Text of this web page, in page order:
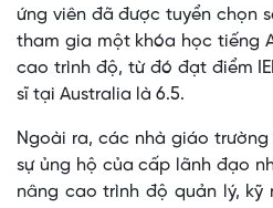
ứng viên đã được tuyển chọn
tham gia một khóa học tiếng
cao trình độ, từ đó đạt điểm
sĩ tại Australia là 6.5.
Ngoài ra, các nhà giáo
sự ủng hộ của cấp lãnh đạo
nâng cao trình độ quản lý,